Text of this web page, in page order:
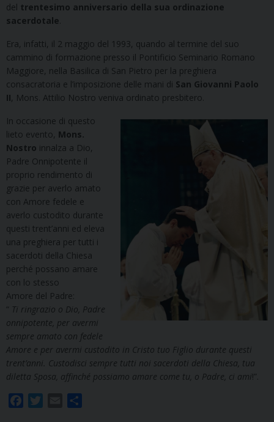
del trentesimo anniversario della sua ordinazione
sacerdotale
Era, infatti, il 2 maggio del 1993, quando al termine del suo
cammino di formazione presso il Pontificio Seminario Romano
Maggiore, nella Basilica di San Pietro per la preghiera
consacratoria e l’imposizione delle mani di San Giovanni Paolo
II , Mons. Attilio Nostro veniva ordinato presbitero.
In occasione di questo
lieto evento, Mons.
Nostro innalza a Dio,
Padre Onnipotente il
proprio rendimento di
grazie per averlo amato
con Amore fedele e
averlo custodito durante
questi trent’anni ed eleva
una preghiera per tutti i
sacerdoti della Chiesa
perché possano amare
con lo stesso
Amore del Padre:
“ Ti ringrazio o Dio, Padre
onnipotente, per avermi
sempre amato con fedele
Amore e per avermi custodito in Cristo tuo Figlio durante questi
trent’anni. Custodisci sempre tutti noi sacerdoti della Chiesa, tua
diletta Sposa, affinché possiamo amare come tu, o Padre, ci ami!”.